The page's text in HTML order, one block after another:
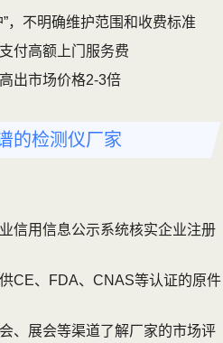
”，不明确维护范围和收费标准
付高额上门服务费
出市场价格2-3倍
的检测仪厂家
信用信息公示系统核实企业注册
CE、FDA、CNAS等认证的原件
、展会等渠道了解厂家的市场评